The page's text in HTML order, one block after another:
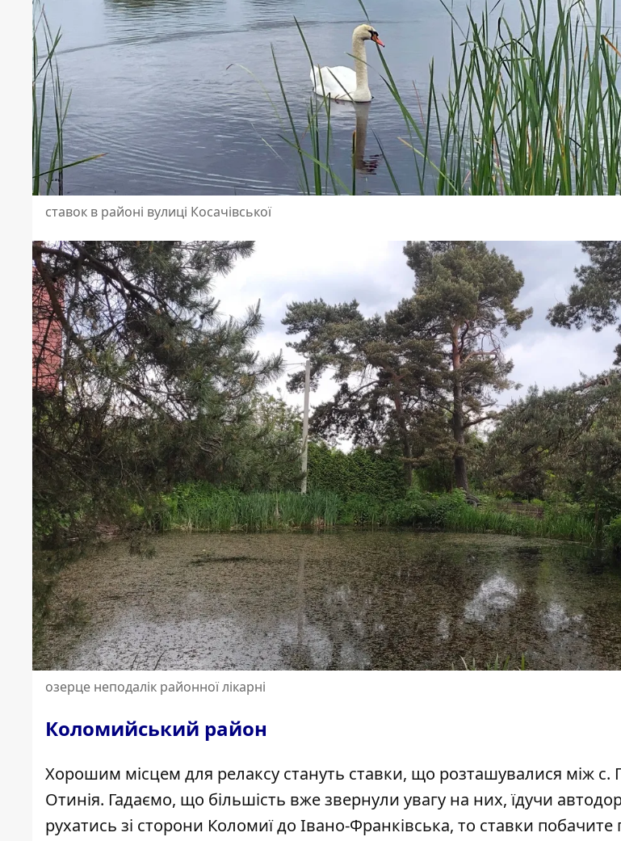
ставок в районі вулиці Косачівської
озерце неподалік районної лікарні
Коломийський район
Хорошим місцем для релаксу стануть ставки, що розташувалися між с.
Отинія. Гадаємо, що більшість вже звернули увагу на них, їдучи
рухатись зі сторони Коломиї до Івано-Франківська, то ставки